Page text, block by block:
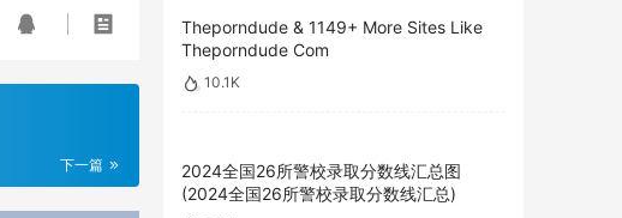
下一篇
Theporndude & 1149+ More Sites Like
Theporndude Com
10.1K
2024全国26所警校录取分数线汇总图
(2024全国26所警校录取分数线汇总)